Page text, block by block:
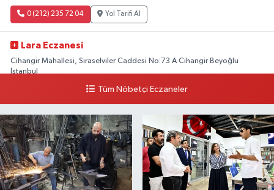
0 (212) 235 72 04 Yol Tarifi Al
Lara Eczanesi
Cihangir Mahallesi, Sıraselviler Caddesi No:73 A Cihangir Beyoğlu
İstanbul
Yol Tarifi Al
Tüm Nöbetçi Eczaneler